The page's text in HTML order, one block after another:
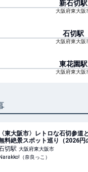
新石切駅
大阪府東大阪
石切駅
大阪府東大阪
東花園駅
大阪府東大阪
〈東大阪市〉レトロな石切参道
料絶景スポット巡り（2026円
型・総合情報サイト Narakko!
切駅 大阪府東大阪市
Narakko!（奈良っこ）